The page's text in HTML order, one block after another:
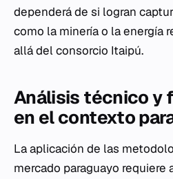
dependerá de si logran
como la minería o la energía
allá del consorcio Itaipú.
Análisis técnico y
en el contexto
La aplicación de las
mercado paraguayo